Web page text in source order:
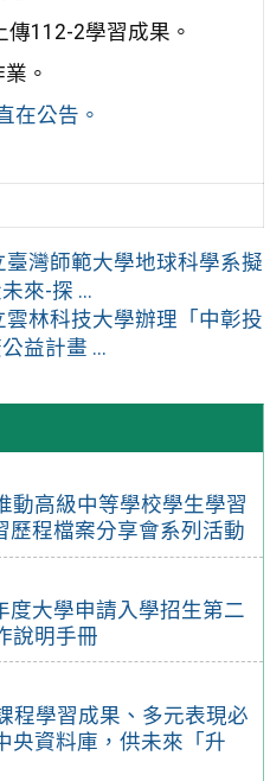
動高級中等學校學生學習
歷程檔案分享會系列活動
度大學申請入學招生第二
說明手冊
程學習成果、多元表現必
央資料庫，供未來「升
112-2學習成果。
。
在公告。
臺灣師範大學地球科學系擬
來-探 ...
雲林科技大學辦理「中彰投
益計畫 ...